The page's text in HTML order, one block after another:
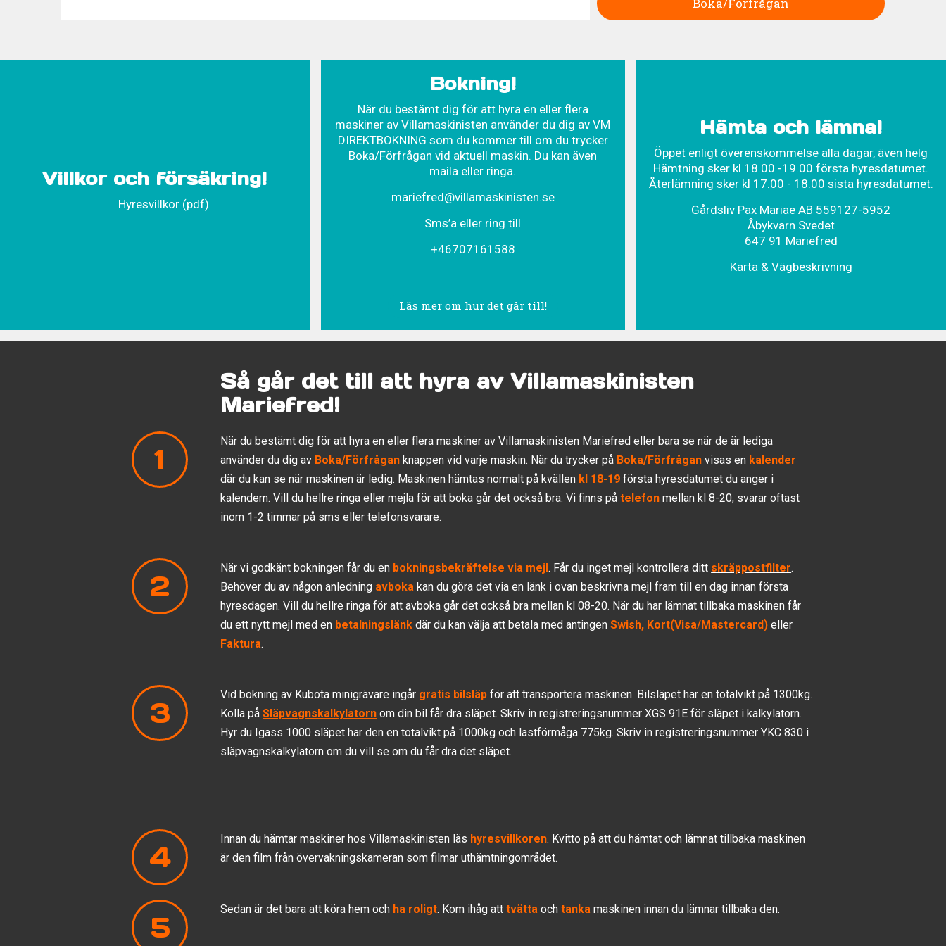
Villkor och försäkring!
Hyresvillkor (pdf)
Bokning!
När du bestämt dig för att hyra en eller flera
maskiner av Villamaskinisten använder du dig av VM
DIREKTBOKNING som du kommer till om du trycker
Boka/Förfrågan vid aktuell maskin. Du kan även
maila eller ringa.
mariefred@villamaskinisten.se
Sms’a eller ring till
+46707161588
Läs mer om hur det går till!
Hämta och lämna!
Öppet enligt överenskommelse alla dagar, även helg
Hämtning sker kl 18.00 -19.00 första hyresdatumet.
Återlämning sker kl 17.00 - 18.00 sista hyresdatumet.
Gårdsliv Pax Mariae AB 559127-5952
Åbykvarn Svedet
647 91 Mariefred
Karta & Vägbeskrivning
Så går det till att hyra av Villamaskinisten
Mariefred!
1
När du bestämt dig för att hyra en eller flera maskiner av Villamaskinisten Mariefred eller bara se när de är lediga
använder du dig av Boka/Förfråganknappen vid varje maskin. När du trycker på Boka/Förfrågan visas en kalender
där du kan se när maskinen är ledig. Maskinen hämtas normalt på kvällen kl 18-19 första hyresdatumet du anger i
kalendern. Vill du hellre ringa eller mejla för att boka går det också bra. Vi finns påtelefon mellan kl 8-20, svarar oftast
inom 1-2 timmar på sms eller telefonsvarare.
2
När vi godkänt bokningen får du en bokningsbekräftelse via mejl. Får du inget mejl kontrollera ditt skräppostfilter.
Behöver du av någon anledning avboka kan du göra det via en länk i ovan beskrivna mejl fram till en dag innan första
hyresdagen. Vill du hellre ringa för att avboka går det också bra mellan kl 08-20. När du har lämnat tillbaka maskinen får
du ett nytt mejl med en betalningslänk där du kan välja att betala med antingenSwish, Kort(Visa/Mastercard)eller
Faktura.
3
Vid bokning av Kubota minigrävare ingår gratis bilsläp för att transportera maskinen. Bilsläpet har en totalvikt på 1300kg.
Kolla påSläpvagnskalkylatorn om din bil får dra släpet. Skriv in registreringsnummer XGS 91E för släpet i kalkylatorn.
Hyr du Igass 1000 släpet har den en totalvikt på 1000kg och lastförmåga 775kg. Skriv in registreringsnummer YKC 830 i
släpvagnskalkylatorn om du vill se om du får dra det släpet.
4
Innan du hämtar maskiner hos Villamaskinisten läs hyresvillkoren. Kvitto på att du hämtat och lämnat tillbaka maskinen
är den film från övervakningskameran som filmar uthämtningområdet.
5
Sedan är det bara att köra hem och ha roligt. Kom ihåg atttvätta ochtanka maskinen innan du lämnar tillbaka den.